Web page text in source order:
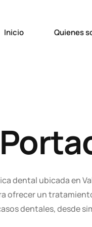
Inicio Quienes
dental ubicada en
ofrecer un
dentales, desde